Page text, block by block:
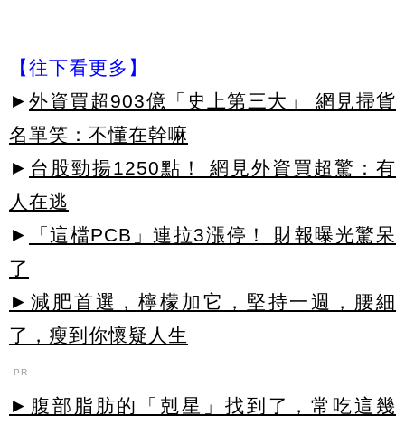
【往下看更多】
► 外資買超903億「史上第三大」 網見掃貨
名單笑：不懂在幹嘛
► 台股勁揚1250點！ 網見外資買超驚：有
人在逃
►
「這檔PCB」連拉3漲停！ 財報曝光驚呆
了
►減肥首選，檸檬加它，堅持一週，腰細
了，瘦到你懷疑人生
PR
►腹部脂肪的「剋星」找到了，常吃這幾